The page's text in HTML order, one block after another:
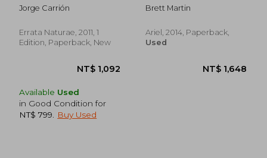
Jorge Carrión
Errata Naturae, 2011, 1
Edition, Paperback, New
Available Used
in Good Condition for
NT$ 799
Buy Used
Brett Martin
Ariel, 2014, Paperback,
Used